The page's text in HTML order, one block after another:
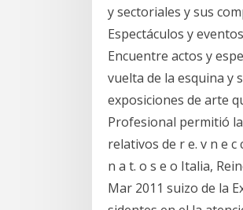
y sectoriales y sus
Espectáculos y
Encuentre actos y
vuelta de la esquina y
exposiciones de arte
Profesional permitió
relativos de r e. v n e c
n a t. o s e o Italia,
Mar 2011 suizo de la